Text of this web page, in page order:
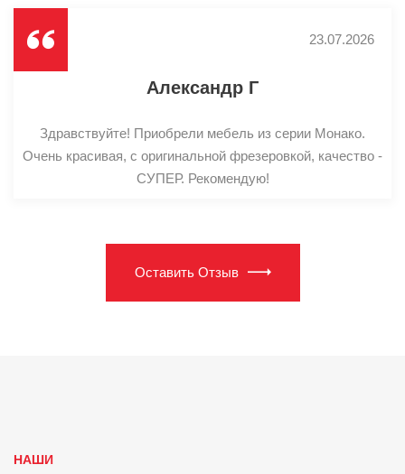
23.07.2026
Александр Г
Здравствуйте! Приобрели мебель из серии Монако.
Очень красивая, с оригинальной фрезеровкой, качество -
СУПЕР. Рекомендую!
Оставить Отзыв
НАШИ